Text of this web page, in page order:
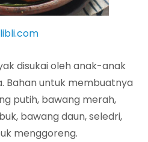
disukai oleh anak-anak
Bahan untuk membuatnya
putih, bawang merah,
bawang daun, seledri,
menggoreng.